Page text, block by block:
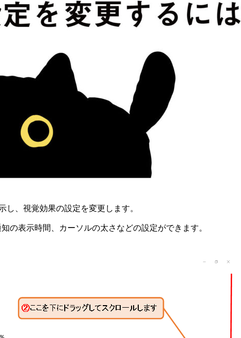
し、視覚効果の設定を変更します。
の表示時間、カーソルの太さなどの設定ができます。